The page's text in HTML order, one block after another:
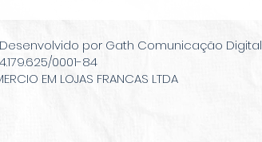
por Gath Comunicação Digital
0001-84
EM LOJAS FRANCAS LTDA